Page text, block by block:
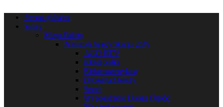
Strona główna
Sklep
Mega Palety
Amazon Specyfikacja 25%
AGD RTV
Elektronika
Elektronarzędzia
Drogeria/Beauty
Sport
Wyposażenie Domu Ogród